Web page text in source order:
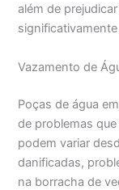
além de
Vazamento de
Poças de água
de problemas
podem variar
danificadas,
na borracha de